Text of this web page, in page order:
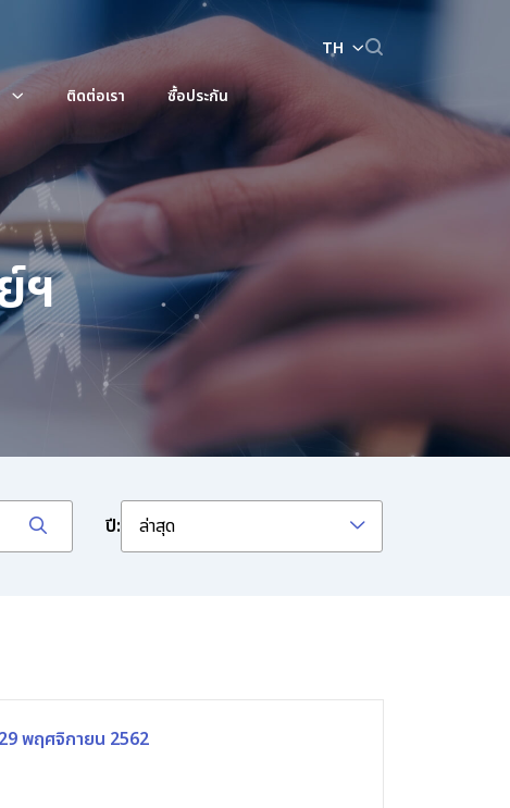
TH
Enhanced by
ค์กรเอกสารนำเสนอและเว็บแคสต์
ปฏิทินนักลงทุนสัมพันธ์
เอกสารเพื่อนักลงทุน
สอบถามข้อมูลนักลงทุนสัมพันธ์
ติดต่อนักลงทุนสัมพันธ์
สมัครรับข่าวสาร
าวนักลงทุน
ผู้บริหาร
ติดต่อเรา ซื้อประกัน
ฯ
ปี: ล่าสุด
29 พฤศจิกายน 2562